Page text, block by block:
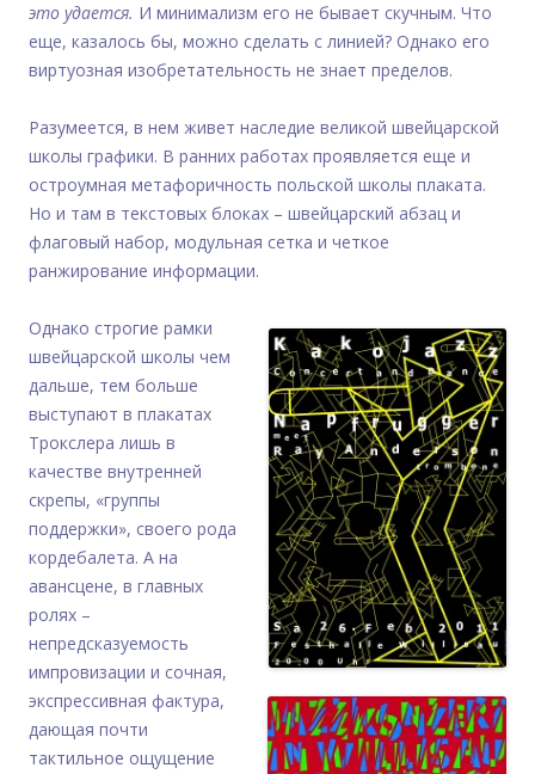
это удается. И минимализм его не бывает скучным. Что
еще, казалось бы, можно сделать с линией? Однако его
виртуозная изобретательность не знает пределов.
Разумеется, в нем живет наследие великой швейцарской
школы графики. В ранних работах проявляется еще и
остроумная метафоричность польской школы плаката.
Но и там в текстовых блоках – швейцарский абзац и
флаговый набор, модульная сетка и четкое
ранжирование информации.
Однако строгие рамки
швейцарской школы чем
дальше, тем больше
выступают в плакатах
Трокслера лишь в
качестве внутренней
скрепы, «группы
поддержки», своего рода
кордебалета. А на
авансцене, в главных
ролях –
непредсказуемость
импровизации и сочная,
экспрессивная фактура,
дающая почти
тактильное ощущение